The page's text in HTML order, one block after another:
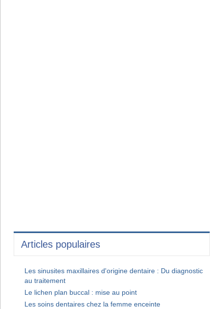
Articles populaires
Les sinusites maxillaires d'origine dentaire : Du diagnostic
au traitement
Le lichen plan buccal : mise au point
Les soins dentaires chez la femme enceinte